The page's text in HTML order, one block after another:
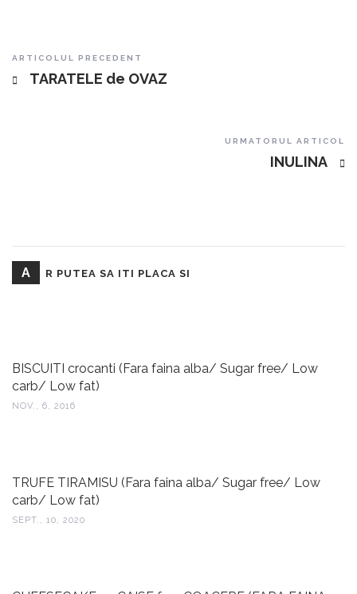
Post navigation
ARTICOLUL PRECEDENT
TARATELE de OVAZ
URMATORUL ARTICOL
INULINA
A R PUTEA SA ITI PLACA SI
BISCUITI crocanti (Fara faina alba/ Sugar free/ Low
carb/ Low fat)
NOV., 6, 2016
TRUFE TIRAMISU (Fara faina alba/ Sugar free/ Low
carb/ Low fat)
SEPT., 10, 2020